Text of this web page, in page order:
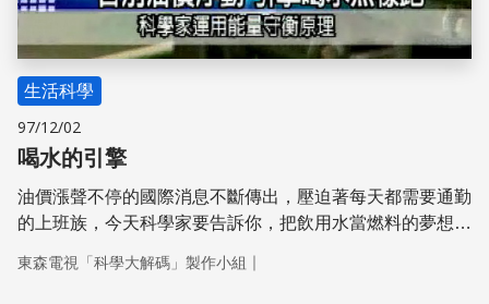
生活科學
97/12/02
喝水的引擎
油價漲聲不停的國際消息不斷傳出，壓迫著每天都需要通勤
的上班族，今天科學家要告訴你，把飲用水當燃料的夢想，
發明獎金牌，在韓國的參展也榮獲特別獎的肯定。透過下面
東森電視「科學大解碼」製作小組 ｜